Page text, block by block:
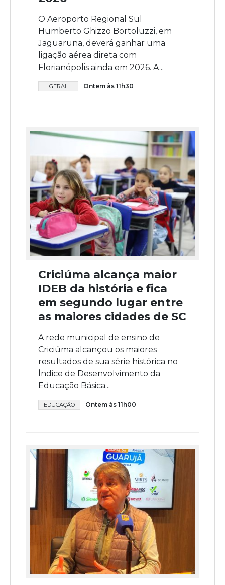
O Aeroporto Regional Sul
Humberto Ghizzo Bortoluzzi, em
Jaguaruna, deverá ganhar uma
ligação aérea direta com
Florianópolis ainda em 2026. A...
GERAL Ontem às 11h30
Criciúma alcança maior
IDEB da história e fica
em segundo lugar entre
as maiores cidades de SC
A rede municipal de ensino de
Criciúma alcançou os maiores
resultados de sua série histórica no
Índice de Desenvolvimento da
Educação Básica...
EDUCAÇÃO Ontem às 11h00